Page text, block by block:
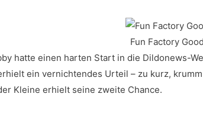
Fun Factory
hatte einen harten Start in die Dildonews-
ein vernichtendes Urteil – zu kurz,
Kleine erhielt seine zweite Chance.